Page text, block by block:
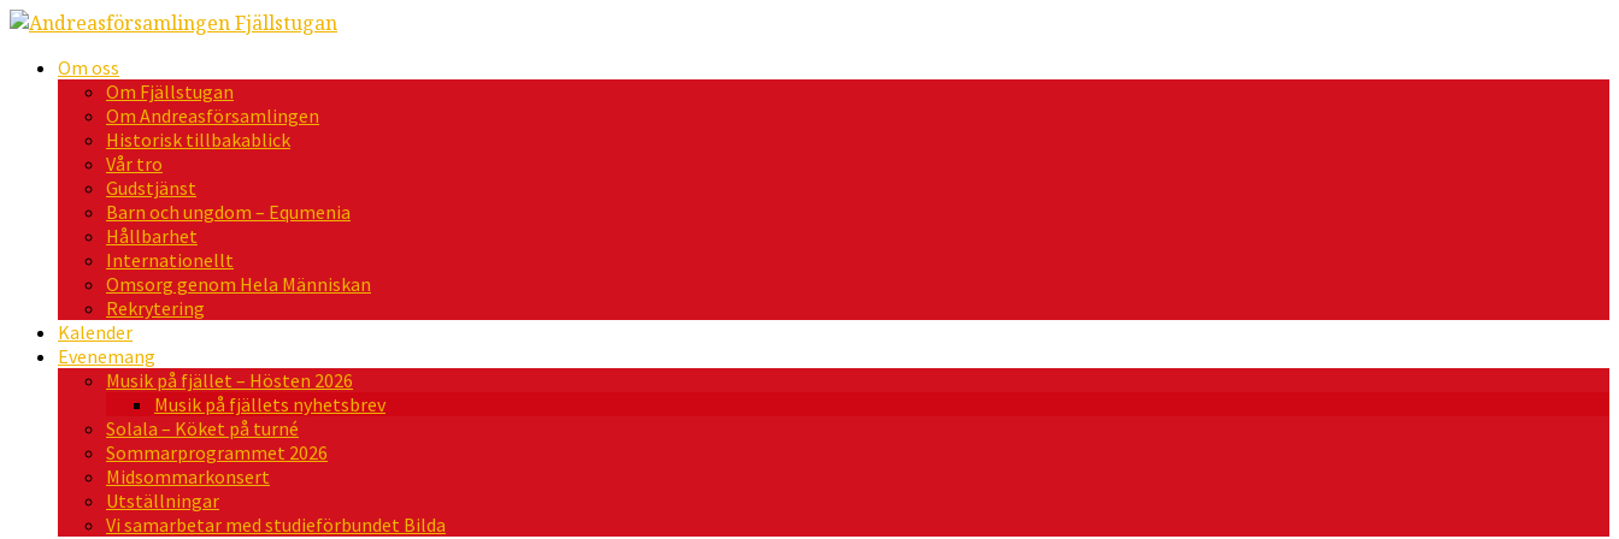
Om oss
Om Fjällstugan
Om Andreasförsamlingen
Historisk tillbakablick
Vår tro
Gudstjänst
Barn och ungdom – Equmenia
Hållbarhet
Internationellt
Omsorg genom Hela Människan
Rekrytering
Kalender
Evenemang
Musik på fjället – Hösten 2026
Musik på fjällets nyhetsbrev
Solala – Köket på turné
Sommarprogrammet 2026
Midsommarkonsert
Utställningar
Vi samarbetar med studieförbundet Bilda